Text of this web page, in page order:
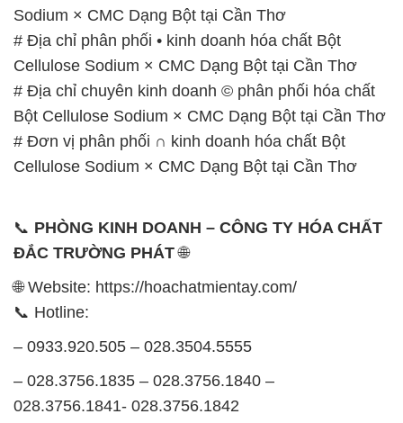
Sodium × CMC Dạng Bột tại Cần Thơ
# Địa chỉ phân phối • kinh doanh hóa chất Bột
Cellulose Sodium × CMC Dạng Bột tại Cần Thơ
# Địa chỉ chuyên kinh doanh © phân phối hóa chất
Bột Cellulose Sodium × CMC Dạng Bột tại Cần Thơ
# Đơn vị phân phối ∩ kinh doanh hóa chất Bột
Cellulose Sodium × CMC Dạng Bột tại Cần Thơ
📞 PHÒNG KINH DOANH – CÔNG TY HÓA CHẤT
ĐẮC TRƯỜNG PHÁT🌐
🌐 Website: https://hoachatmientay.com/
📞 Hotline:
– 0933.920.505 – 028.3504.5555
– 028.3756.1835 – 028.3756.1840 –
028.3756.1841- 028.3756.1842